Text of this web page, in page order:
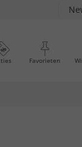
Favorieten